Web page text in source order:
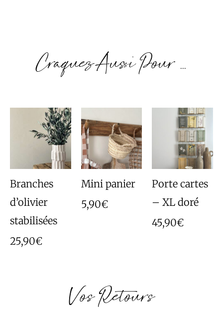
Craquez Aussi Pour ...
Branches
d’olivier
stabilisées
25,90€
Mini panier
5,90€
Porte cartes
– XL doré
45,90€
Vos Retours